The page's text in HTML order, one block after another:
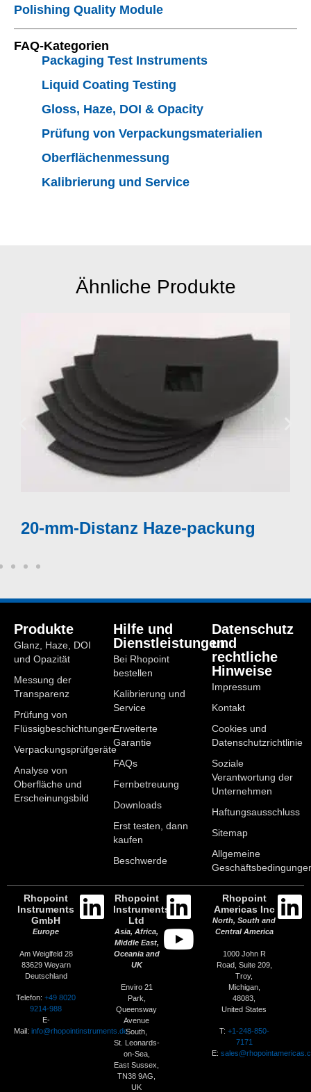
Polishing Quality Module
FAQ-Kategorien
Packaging Test Instruments
Liquid Coating Testing
Gloss, Haze, DOI & Opacity
Prüfung von Verpackungsmaterialien
Oberflächenmessung
Kalibrierung und Service
Ähnliche Produkte
Mehr anzeigen
20-mm-Distanz Haze-packung
Produkte
Glanz, Haze, DOI
und Opazität
Messung der
Transparenz
Prüfung von
Flüssigbeschichtungen
Verpackungsprüfgeräte
Analyse von
Oberfläche und
Erscheinungsbild
Hilfe und
Dienstleistungen
Bei Rhopoint
bestellen
Kalibrierung und
Service
Erweiterte
Garantie
FAQs
Fernbetreuung
Downloads
Erst testen, dann
kaufen
Beschwerde
Datenschutz
und
rechtliche
Hinweise
Impressum
Kontakt
Cookies und
Datenschutzrichtlinie
Soziale
Verantwortung der
Unternehmen
Haftungsausschluss
Sitemap
Allgemeine
Rhopoint
Instruments
GmbH
Europe
Am Weiglfeld 28
83629 Weyarn
Deutschland
Telefon:+49 8020
9214-988
E-
Mail: info@rhopointinstruments.de
Rhopoint
Instruments
Ltd
Asia, Africa,
Middle East,
Oceania and
UK
Enviro 21
Park,
Queensway
Avenue
South,
St. Leonards-
on-Sea,
East Sussex,
TN38 9AG,
UK
Rhopoint
Americas Inc
North, South and
Central America
1000 John R
Road, Suite 209,
Troy,
Michigan,
48083,
United States
T: +1-248-850-
7171
E: